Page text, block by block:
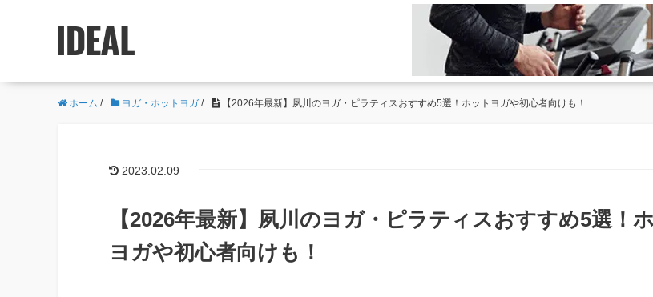
ホーム / ヨガ・ホットヨガ / 【2026年最新】夙川のヨガ・ピラティスおすすめ5選！ホットヨガや初心者向けも！
2023.02.09
【2026年最新】夙川のヨガ・ピラティスおすすめ5選！
ヨガや初心者向けも！